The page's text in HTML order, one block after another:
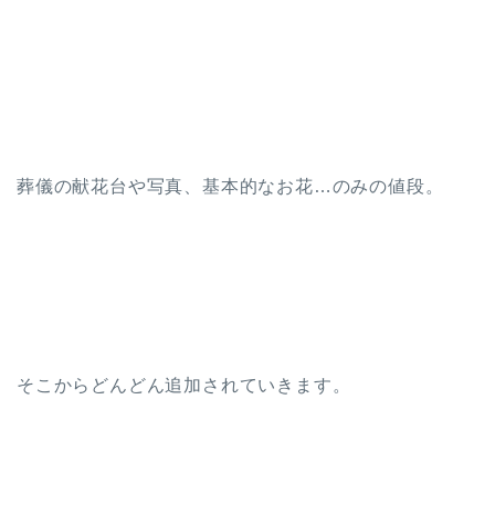
葬儀の献花台や写真、基本的なお花…のみの値段。
そこからどんどん追加されていきます。